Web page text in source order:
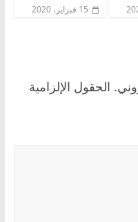
15 فبراير، 2020
الحقول الإلزامية